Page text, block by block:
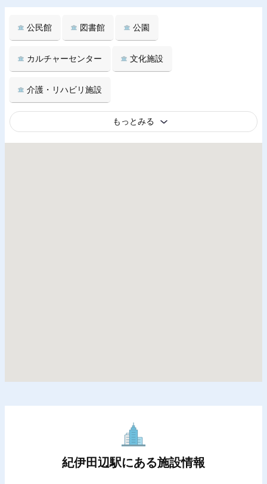
公民館 図書館 公園
カルチャーセンター 文化施設
介護・リハビリ施設
もっとみる
紀伊田辺駅にある施設情報